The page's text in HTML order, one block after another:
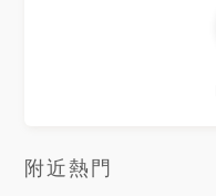
附近熱門